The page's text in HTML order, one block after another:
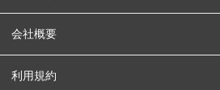
会社概要
利用規約